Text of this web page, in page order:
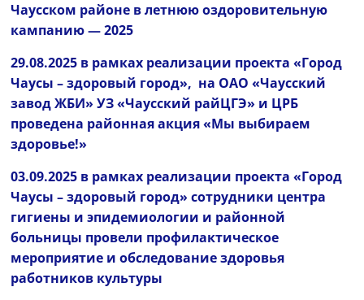
Чаусском районе в летнюю оздоровительную
кампанию — 2025
29.08.2025 в рамках реализации проекта «Город
Чаусы – здоровый город», на ОАО «Чаусский
завод ЖБИ» УЗ «Чаусский райЦГЭ» и ЦРБ
проведена районная акция «Мы выбираем
здоровье!»
03.09.2025 в рамках реализации проекта «Город
Чаусы – здоровый город» сотрудники центра
гигиены и эпидемиологии и районной
больницы провели профилактическое
мероприятие и обследование здоровья
работников культуры